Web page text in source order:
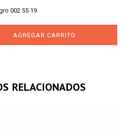
002 55 19
AGREGAR CARRITO
RELACIONADOS